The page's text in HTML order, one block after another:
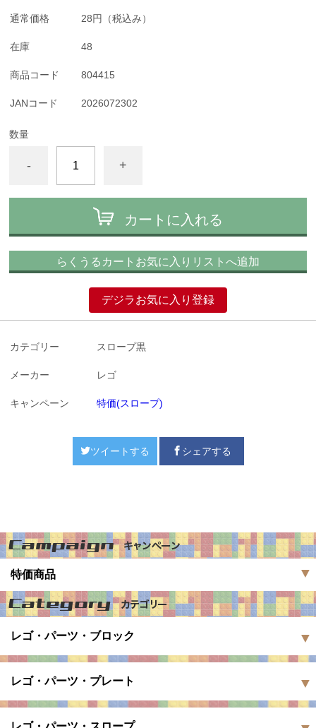
通常価格 28円 （税込み）
在庫 48
商品コード 804415
JANコード 2026072302
数量
- +
カートに入れる
らくうるカートお気に入りリストへ追加
デジラお気に入り登録
カテゴリー スロープ黒
メーカー レゴ
キャンペーン 特価(スロープ)
ツイートする シェアする
特価商品
レゴ・パーツ・ブロック
レゴ・パーツ・プレート